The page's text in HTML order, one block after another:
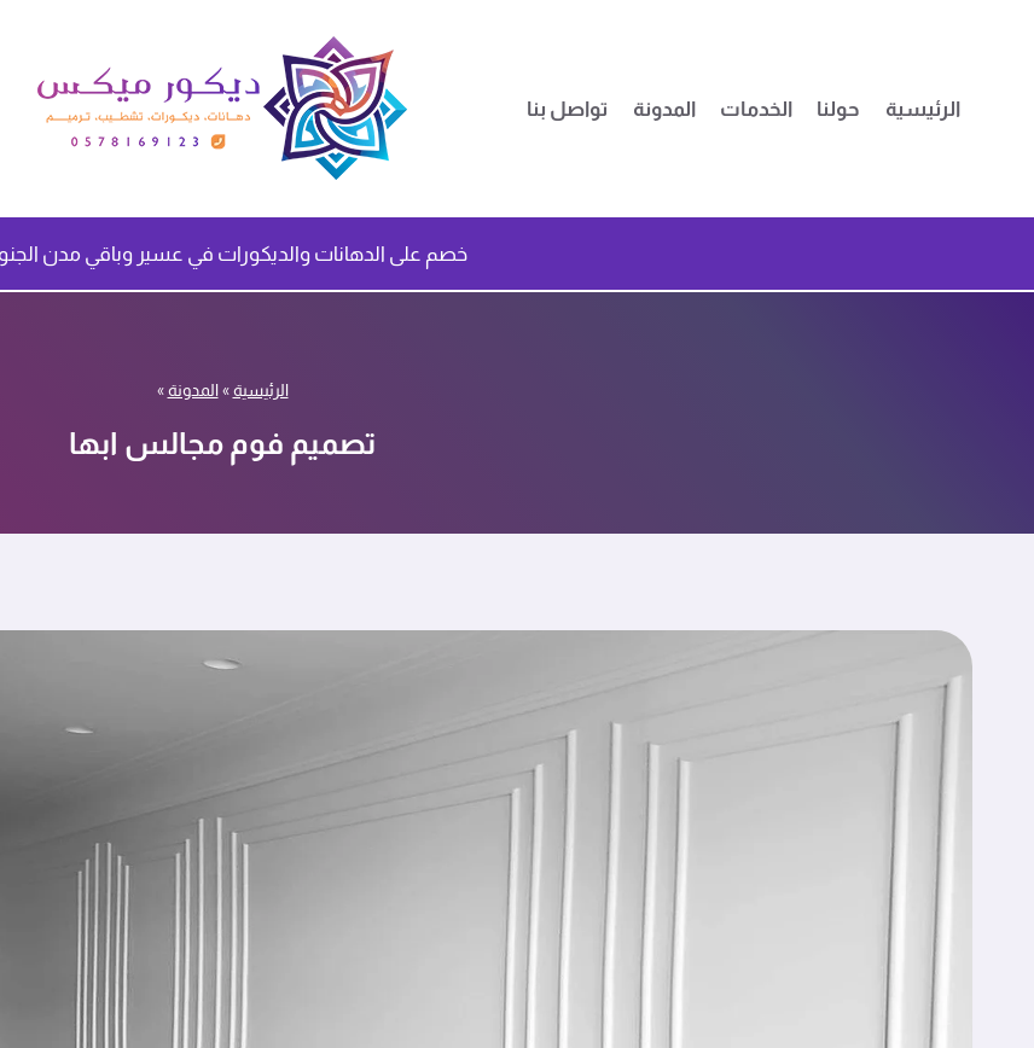
الرئيسية
حولنا الخدمات المدونة تواصل بنا
خصم على الدهانات والديكورات في عسير وباقي مدن
الرئيسية»المدونة»
تصميم فوم مجالس ابها